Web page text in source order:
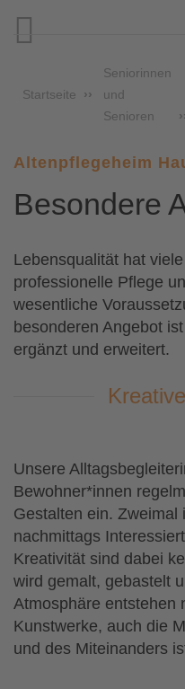

Startseite
Seniorinnen
und
Senioren
Altenpflegeheim
Besondere
Lebensqualität hat
professionelle Pflege
wesentliche
besonderen Angebot
ergänzt und erweitert.
Unsere
Bewohner*innen
Gestalten ein. Zweimal
nachmittags
Kreativität sind dabei
wird gemalt, gebastelt
Atmosphäre entstehen
Kunstwerke, auch die
und des Miteinanders